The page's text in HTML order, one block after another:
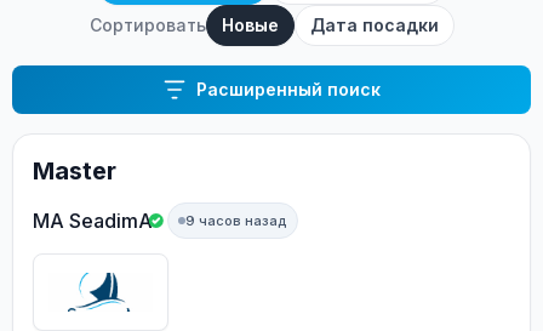
Сортировать Новые Дата посадки
Расширенный поиск
Master
MA SeadimA 9 часов назад